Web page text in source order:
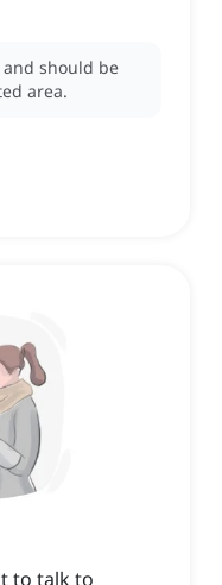
and should be
area.
to talk to